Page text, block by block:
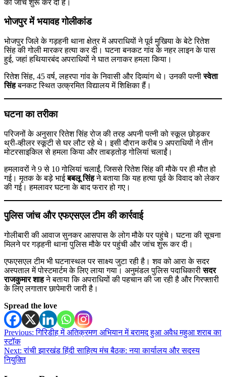
की जांच शुरू कर दी है।
भोजपुर में भयावह गोलीकांड
भोजपुर जिले के गड़हनी थाना क्षेत्र में अपराधियों ने पूर्व मुखिया के बेटे रितेश
सिंह की गोली मारकर हत्या कर दी। घटना बनकट गांव के नहर लाइन के पास
हुई, जहां हथियारबंद अपराधियों ने घात लगाकर हमला किया।
रितेश सिंह, 45 वर्ष, लहरपा गांव के निवासी और दिव्यांग थे। उनकी पत्नीस्वेता
सिंहबनकट स्थित उत्क्रमित विद्यालय में शिक्षिका हैं।
घटना का तरीका
परिजनों के अनुसार रितेश सिंह रोज की तरह अपनी पत्नी को स्कूल छोड़कर
थ्री-व्हीलर स्कूटी से घर लौट रहे थे। इसी दौरान करीब 9 अपराधियों ने तीन
मोटरसाइकिल से हमला किया और ताबड़तोड़ गोलियां चलाईं।
हमलावरों ने 9 से 10 गोलियां चलाईं, जिससे रितेश सिंह की मौके पर ही मौत हो
गई। मृतक के बड़े भाईबबलू सिंहने बताया कि यह हत्या पूर्व के विवाद को लेकर
की गई। हमलावर घटना के बाद फरार हो गए।
पुलिस जांच और एफएसएल टीम की कार्रवाई
गोलीबारी की आवाज सुनकर आसपास के लोग मौके पर पहुंचे। घटना की सूचना
मिलने पर गड़हनी थाना पुलिस मौके पर पहुंची और जांच शुरू कर दी।
एफएसएल टीम भी घटनास्थल पर साक्ष्य जुटा रही है। शव को आरा के सदर
अस्पताल में पोस्टमार्टम के लिए लाया गया। अनुमंडल पुलिस पदाधिकारीसदर
राजकुमार शाहने बताया कि अपराधियों की पहचान की जा रही है और गिरफ्तारी
के लिए लगातार छापेमारी जारी है।
Spread the love
Post
navigation
Previous: गिरिडीह में अतिक्रमण अभियान में बरामद हुआ अवैध महुआ शराब का
स्टॉक
Next: रांची झारखंड हिंदी साहित्य मंच बैठक: नया कार्यालय और सदस्य
नियुक्ति